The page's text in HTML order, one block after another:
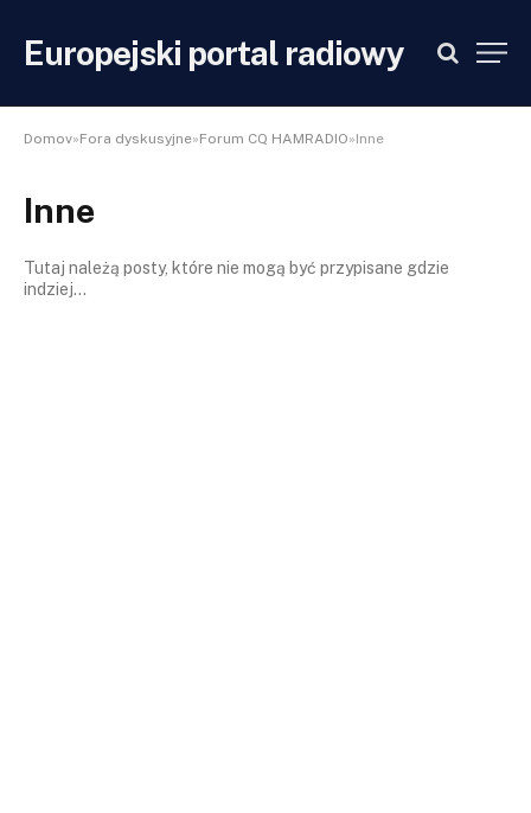
Europejski portal radiowy
Domov»Fora dyskusyjne»Forum CQ HAMRADIO»Inne
Inne
Tutaj należą posty, które nie mogą być przypisane gdzie
indziej...